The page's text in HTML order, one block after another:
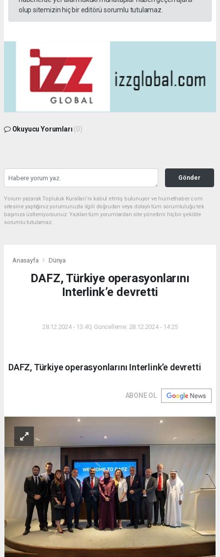
olup sitemizin hiç bir editörü sorumlu tutulamaz.
Okuyucu Yorumları (0)
Gönder
Yorum yazarak Topluluk Kuralları’nı kabul etmiş bulunuyor ve hurnethaber.com
sitesine yaptığınız yorumunuzla ilgili doğrudan veya dolaylı tüm sorumluluğu tek
başınıza üstleniyorsunuz. Yazılan tüm yorumlardan site yönetimi hiçbir şekilde
sorumlu tutulamaz.
Anasayfa Dünya
DAFZ, Türkiye operasyonlarını
Interlink’e devretti
28.12.2024 - 13:40, Güncelleme: 28.12.2024 - 14:25
DAFZ, Türkiye operasyonlarını Interlink’e devretti
ABONE OL